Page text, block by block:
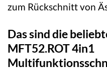
zum Rückschnitt von
Das sind die
MFT52.ROT 4in1